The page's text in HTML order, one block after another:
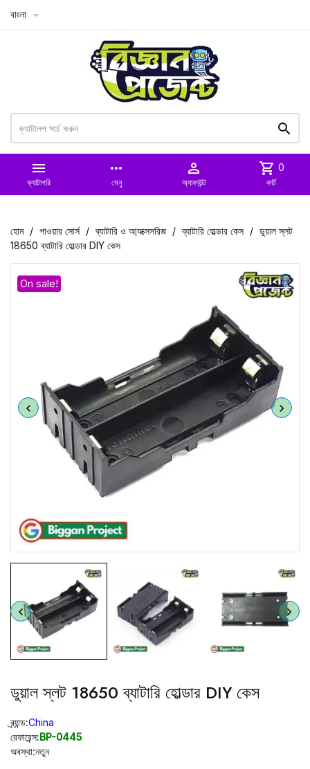
বাংলা 


ক্যাটাগরি
more_horiz
মেনু

অ্যাকাউন্ট
shopping_cart 0
কার্ট
হোম পাওয়ার সোর্স ব্যাটারি ও আ্যক্সেসরিজ ব্যাটারি হোল্ডার কেস
ডুয়াল স্লট
18650 ব্যাটারি হোল্ডার DIY কেস
On sale!
ডুয়াল স্লট 18650 ব্যাটারি হোল্ডার DIY কেস
ব্র্যান্ড:China
রেফারেন্স:BP-0445
অবস্থা:নতুন